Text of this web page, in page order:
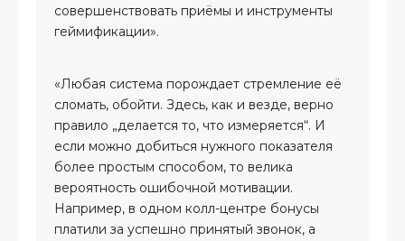
совершенствовать приёмы и инструменты
геймификации».
«Любая система порождает стремление её
сломать, обойти. Здесь, как и везде, верно
правило „делается то, что измеряется“. И
если можно добиться нужного показателя
более простым способом, то велика
вероятность ошибочной мотивации.
Например, в одном колл-центре бонусы
платили за успешно принятый звонок, а